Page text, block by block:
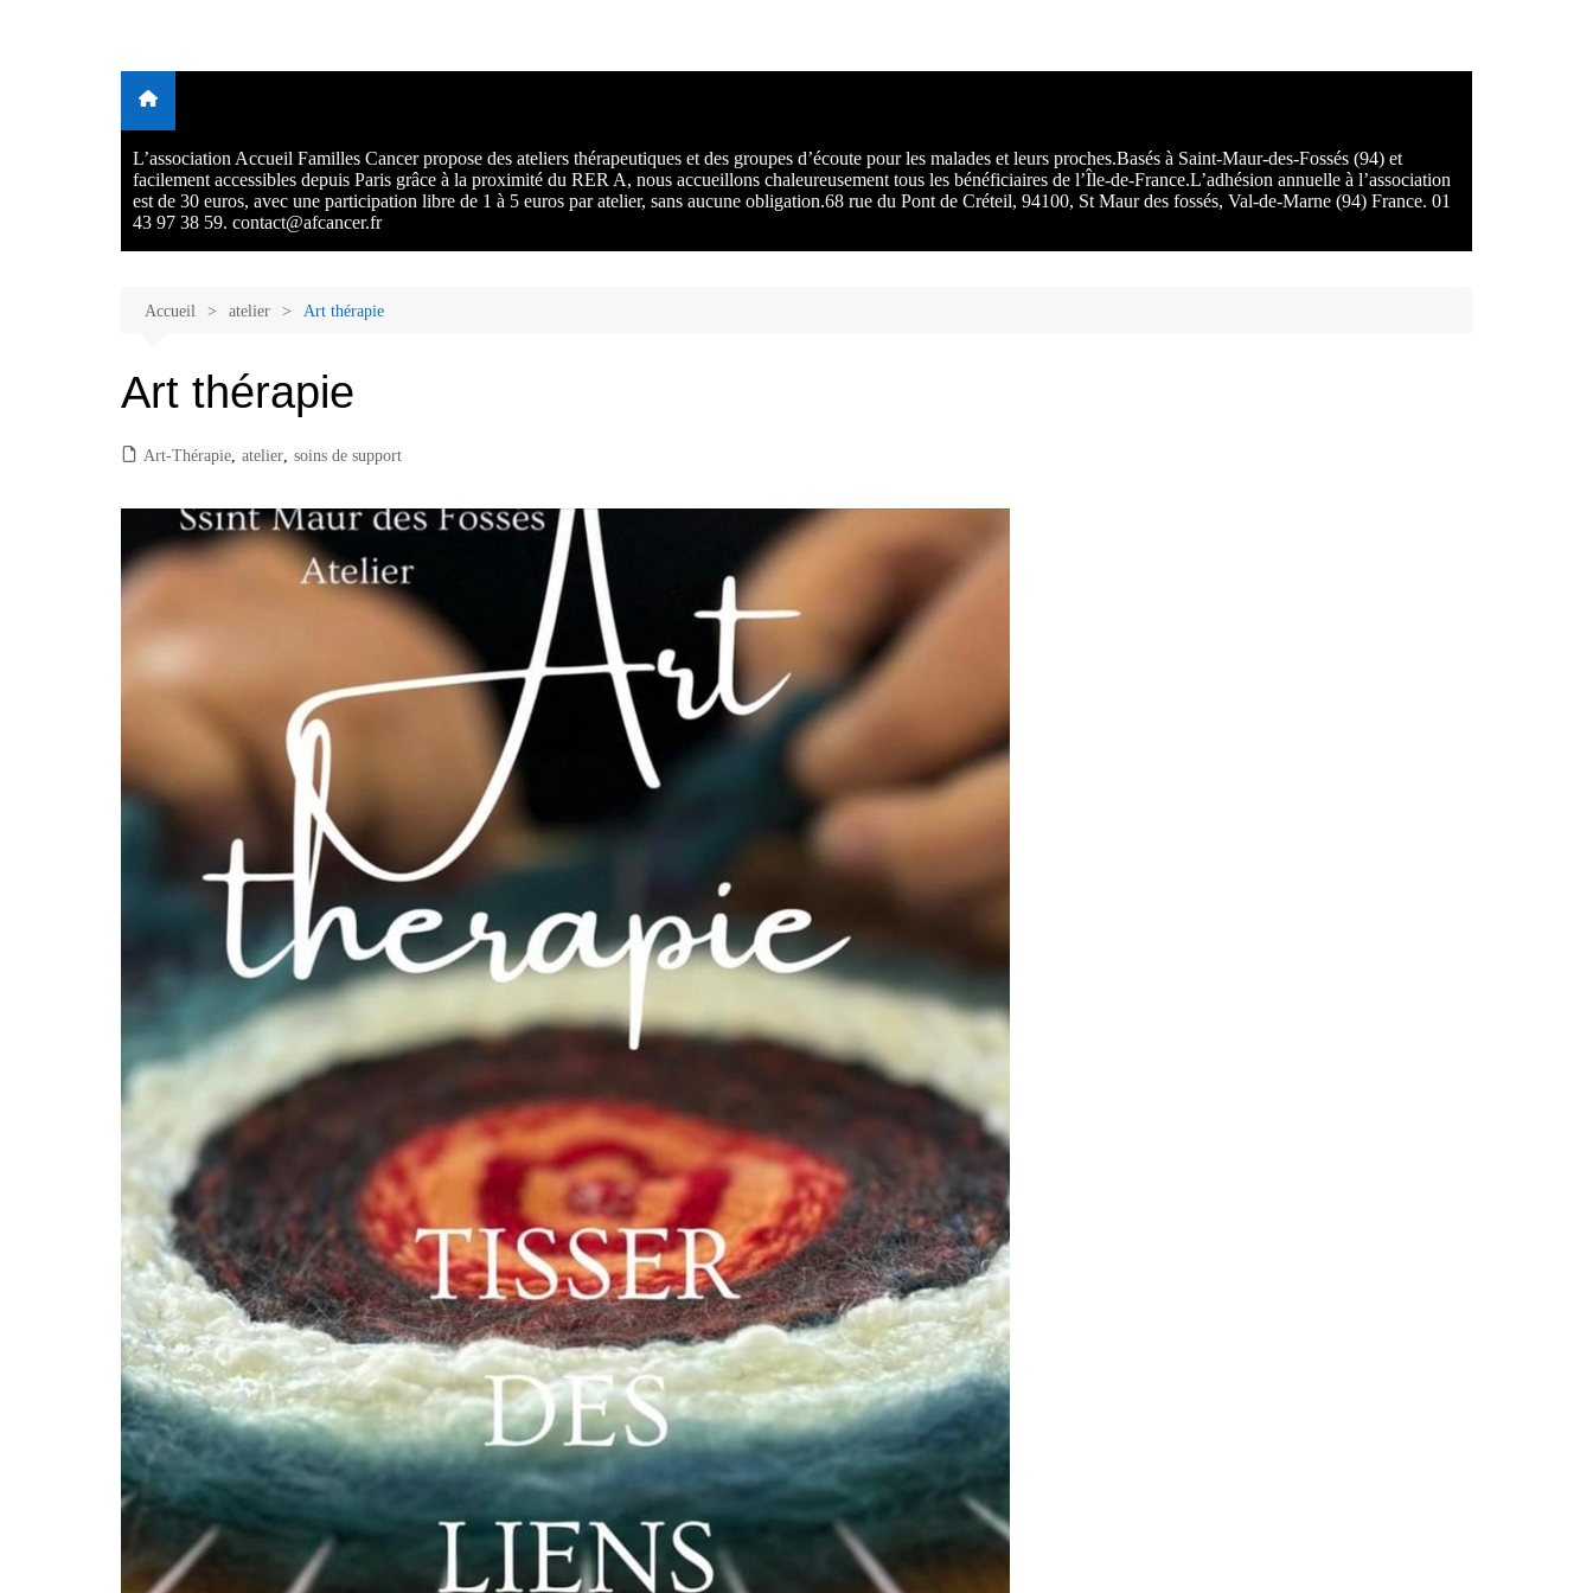
avec et après le cancer
Ecoute thérapeutique, sophrologie, sport adapté, art thérapie,
musico thérapie… . L'adhésion annuelle est de 30 euros avec une
participation libre de 1 à 5 euros par atelier sans obligation.
L’association Accueil Familles Cancer propose des ateliers thérapeutiques et des groupes d’écoute pour les malades et leurs proches.Basés à Saint-Maur-des-Fossés (94) et
facilement accessibles depuis Paris grâce à la proximité du RER A, nous accueillons chaleureusement tous les bénéficiaires de l’Île-de-France.L’adhésion annuelle à l’association
est de 30 euros, avec une participation libre de 1 à 5 euros par atelier, sans aucune obligation.68 rue du Pont de Créteil, 94100, St Maur des fossés, Val-de-Marne (94) France. 01
43 97 38 59. contact@afcancer.fr
Accueil atelier Art thérapie
Art thérapie
Art-Thérapie atelier soins de support